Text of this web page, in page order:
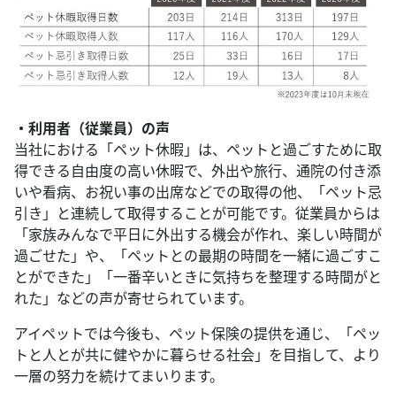
・利用者（従業員）の声
当社における「ペット休暇」は、ペットと過ごすために取
得できる自由度の高い休暇で、外出や旅行、通院の付き添
いや看病、お祝い事の出席などでの取得の他、「ペット忌
引き」と連続して取得することが可能です。従業員からは
「家族みんなで平日に外出する機会が作れ、楽しい時間が
過ごせた」や、「ペットとの最期の時間を一緒に過ごすこ
とができた」「一番辛いときに気持ちを整理する時間がと
れた」などの声が寄せられています。
アイペットでは今後も、ペット保険の提供を通じ、「ペッ
トと人とが共に健やかに暮らせる社会」を目指して、より
一層の努力を続けてまいります。